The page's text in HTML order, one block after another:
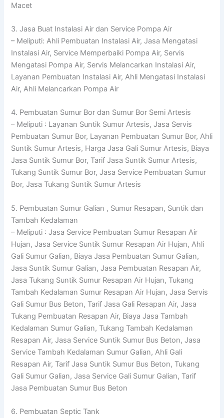
Macet
3. Jasa Buat Instalasi Air dan Service Pompa Air
– Meliputi: Ahli Pembuatan Instalasi Air, Jasa Mengatasi
Instalasi Air, Service Memperbaiki Pompa Air, Servis
Mengatasi Pompa Air, Servis Melancarkan Instalasi Air,
Layanan Pembuatan Instalasi Air, Ahli Mengatasi Instalasi
Air, Ahli Melancarkan Pompa Air
4. Pembuatan Sumur Bor dan Sumur Bor Semi Artesis
– Meliputi : Layanan Suntik Sumur Artesis, Jasa Servis
Pembuatan Sumur Bor, Layanan Pembuatan Sumur Bor, Ahli
Suntik Sumur Artesis, Harga Jasa Gali Sumur Artesis, Biaya
Jasa Suntik Sumur Bor, Tarif Jasa Suntik Sumur Artesis,
Tukang Suntik Sumur Bor, Jasa Service Pembuatan Sumur
Bor, Jasa Tukang Suntik Sumur Artesis
5. Pembuatan Sumur Galian , Sumur Resapan, Suntik dan
Tambah Kedalaman
– Meliputi : Jasa Service Pembuatan Sumur Resapan Air
Hujan, Jasa Service Suntik Sumur Resapan Air Hujan, Ahli
Gali Sumur Galian, Biaya Jasa Pembuatan Sumur Galian,
Jasa Suntik Sumur Galian, Jasa Pembuatan Resapan Air,
Jasa Tukang Suntik Sumur Resapan Air Hujan, Tukang
Tambah Kedalaman Sumur Resapan Air Hujan, Jasa Servis
Gali Sumur Bus Beton, Tarif Jasa Gali Resapan Air, Jasa
Tukang Pembuatan Resapan Air, Biaya Jasa Tambah
Kedalaman Sumur Galian, Tukang Tambah Kedalaman
Resapan Air, Jasa Service Suntik Sumur Bus Beton, Jasa
Service Tambah Kedalaman Sumur Galian, Ahli Gali
Resapan Air, Tarif Jasa Suntik Sumur Bus Beton, Tukang
Gali Sumur Galian, Jasa Service Gali Sumur Galian, Tarif
Jasa Pembuatan Sumur Bus Beton
6. Pembuatan Septic Tank